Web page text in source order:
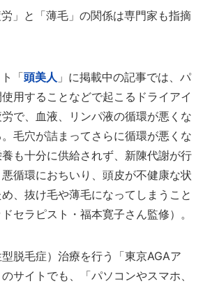
」と「薄毛」の関係は専門家も指摘
「頭美人 」に掲載中の記事では、パ
用することなどで起こるドライアイ
で、血液、リンパ液の循環が悪くな
毛穴が詰まってさらに循環が悪くな
も十分に供給されず、新陳代謝が行
循環におちいり、頭皮が不健康な状
、抜け毛や薄毛になってしまうこと
セラピスト・福本寛子さん監修）。
脱毛症）治療を行う「東京AGAア
サイトでも、「パソコンやスマホ、